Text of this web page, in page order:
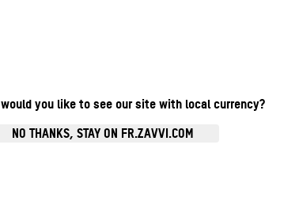
you like to see our site with local currency?
NO THANKS, STAY ON FR.ZAVVI.COM